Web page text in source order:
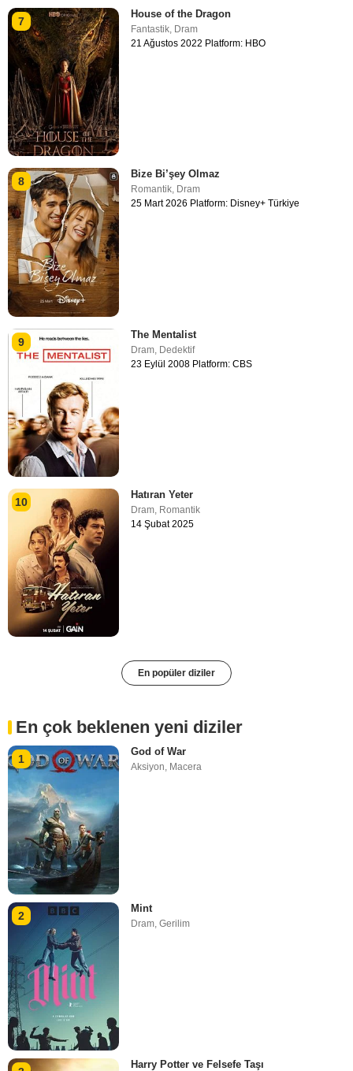
7
House of the Dragon
Fantastik, Dram
21 Ağustos 2022 Platform: HBO
8
Bize Bi’şey Olmaz
Romantik, Dram
25 Mart 2026 Platform: Disney+ Türkiye
9
The Mentalist
Dram Dedektif
23 Eylül 2008 Platform: CBS
10
Hatıran Yeter
Dram, Romantik
14 Şubat 2025
En popüler diziler
En çok beklenen yeni diziler
1
God of War
Aksiyon, Macera
2
Mint
Dram ,Gerilim
Harry Potter ve Felsefe Taşı